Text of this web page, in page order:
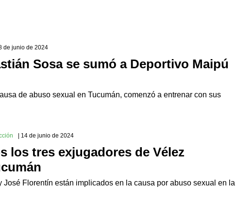
de junio de 2024
Sosa se sumó a Deportivo Maipú
de abuso sexual en Tucumán, comenzó a entrenar con sus
| 14 de junio de 2024
los tres exjugadores de Vélez
José Florentín están implicados en la causa por abuso sexual en la